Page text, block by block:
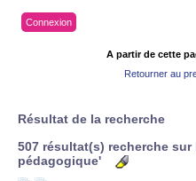
Connexion
A partir de cette
Retourner au
Résultat de la recherche
507 résultat(s) recherche
pédagogique'